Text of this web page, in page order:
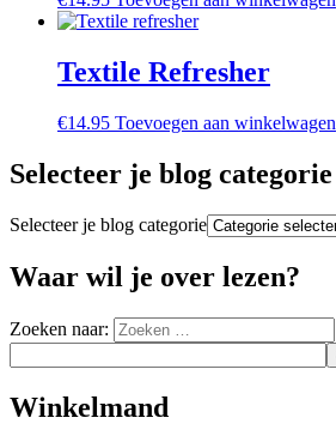
Textile Refresher
€14.95 Toevoegen aan winkelwagen
Selecteer je blog categorie
Selecteer je blog categorie
Waar wil je over lezen?
Zoeken naar:
Winkelmand